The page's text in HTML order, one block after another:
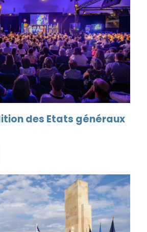
des Etats généraux